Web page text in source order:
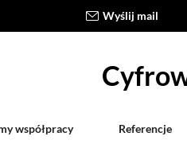
Wyślij mail
współpracy Referencje